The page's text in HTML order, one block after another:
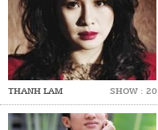
THANH LAM SHOW : 20